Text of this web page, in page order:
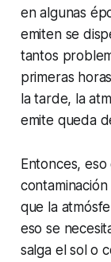
en algunas
emiten se
tantos
primeras
la tarde, la
emite queda
Entonces,
que la
eso se
salga el sol o